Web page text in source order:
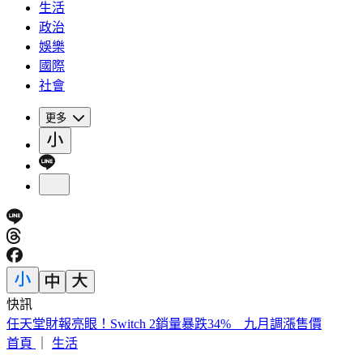
生活
政治
娛樂
國際
社會
更多
快訊
開砲東發號不厚道 詹江村：沒必要先找蔣萬安簽名再嘲諷
首頁
生活